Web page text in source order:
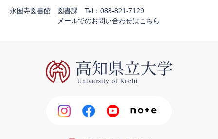
永国寺図書館 図書課 Tel：088-821-7129
メールでのお問い合わせはこちら